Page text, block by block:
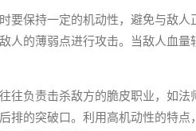
要保持一定的机动性，避免与敌人
人的薄弱点进行攻击。当敌人血量
往负责击杀敌方的脆皮职业，如
排的突破口。利用高机动性的特